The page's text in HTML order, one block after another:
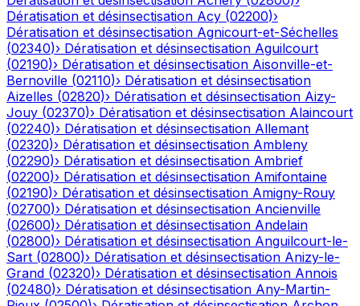
Dératisation et désinsectisation Acy (02200)›
Dératisation et désinsectisation Agnicourt-et-Séchelles
(02340)› Dératisation et désinsectisation Aguilcourt
(02190)› Dératisation et désinsectisation Aisonville-et-
Bernoville (02110)› Dératisation et désinsectisation
Aizelles (02820)› Dératisation et désinsectisation Aizy-
Jouy (02370)› Dératisation et désinsectisation Alaincourt
(02240)› Dératisation et désinsectisation Allemant
(02320)› Dératisation et désinsectisation Ambleny
(02290)› Dératisation et désinsectisation Ambrief
(02200)› Dératisation et désinsectisation Amifontaine
(02190)› Dératisation et désinsectisation Amigny-Rouy
(02700)› Dératisation et désinsectisation Ancienville
(02600)› Dératisation et désinsectisation Andelain
(02800)› Dératisation et désinsectisation Anguilcourt-le-
Sart (02800)› Dératisation et désinsectisation Anizy-le-
Grand (02320)› Dératisation et désinsectisation Annois
(02480)› Dératisation et désinsectisation Any-Martin-